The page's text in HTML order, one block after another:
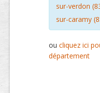
sur-verdon
sur-caramy
ou cliquez ici
département